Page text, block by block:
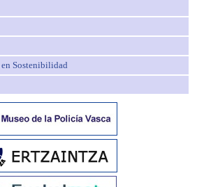
en Sostenibilidad